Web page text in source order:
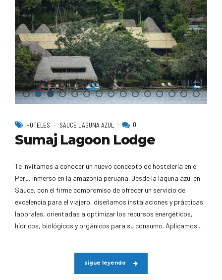
HOTELES SAUCE LAGUNA AZUL 0
Sumaj Lagoon Lodge
Te invitamos a conocer un nuevo concepto de hostelería en el
Perú, inmerso en la amazonia peruana. Desde la laguna azul en
Sauce, con el firme compromiso de ofrecer un servicio de
excelencia para el viajero, diseñamos instalaciones y prácticas
laborales, orientadas a optimizar los recursos energéticos,
hídricos, biológicos y orgánicos para su consumo. Aplicamos...
sigue leyendo